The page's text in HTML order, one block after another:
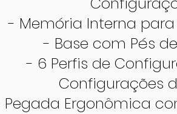
- Memória Interna
- Base com Pés
- 6 Perfis de
Configurações
Pegada Ergonômica